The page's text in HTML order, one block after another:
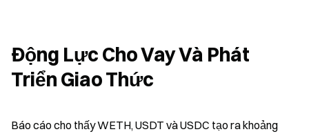
Động Lực Cho Vay Và Phát
Triển Giao Thức
Báo cáo cho thấy WETH, USDT và USDC tạo ra khoảng